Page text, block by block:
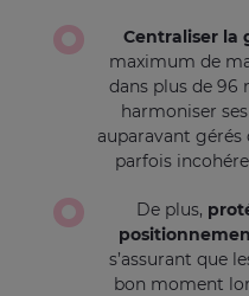
Centraliser la
maximum de
dans plus de 96
harmoniser
auparavant gérés
parfois
De plus,
s’assurant que
bon moment